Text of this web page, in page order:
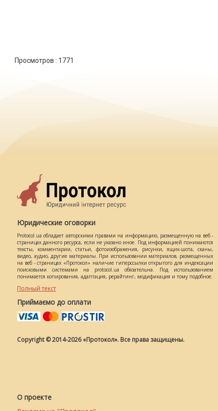
Просмотров : 1771
Юридические оговорки
Protocol.ua обладает авторскими правами на информацию, размещенную на веб -
страницах данного ресурса, если не указано иное. Под информацией понимаются
тексты, комментарии, статьи, фотоизображения, рисунки, ящик-шота, сканы,
видео, аудио, другие материалы. При использовании материалов, размещенных
на веб - страницах «Протокол» наличие гиперссылки открытого для индексации
поисковыми системами на protocol.ua обязательна. Под использованием
понимается копирования, адаптация, рерайтинг, модификация и тому подобное.
Полный текст
Приймаємо до оплати
Copyright © 2014-2026 «Протокол». Все права защищены.
О проекте